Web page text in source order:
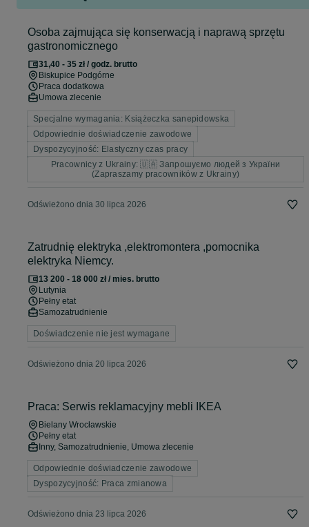
Osoba zajmująca się konserwacją i naprawą sprzętu
gastronomicznego
31,40 - 35 zł / godz. brutto
Biskupice Podgórne
Praca dodatkowa
Umowa zlecenie
Specjalne wymagania: Książeczka sanepidowska
Odpowiednie doświadczenie zawodowe
Dyspozycyjność: Elastyczny czas pracy
Pracownicy z Ukrainy: 🇺🇦 Запрошуємо людей з України
(Zapraszamy pracowników z Ukrainy)
Odświeżono dnia 30 lipca 2026
Zatrudnię elektryka ,elektromontera ,pomocnika
elektryka Niemcy.
13 200 - 18 000 zł / mies. brutto
Lutynia
Pełny etat
Samozatrudnienie
Doświadczenie nie jest wymagane
Odświeżono dnia 20 lipca 2026
Praca: Serwis reklamacyjny mebli IKEA
Bielany Wrocławskie
Pełny etat
Inny, Samozatrudnienie, Umowa zlecenie
Odpowiednie doświadczenie zawodowe
Dyspozycyjność: Praca zmianowa
Odświeżono dnia 23 lipca 2026